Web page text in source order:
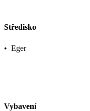
Středisko
• Eger
Vybavení